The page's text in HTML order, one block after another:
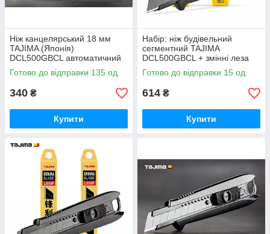
Ніж канцелярський 18 мм
TAJIMA (Японія)
DCL500GBCL автоматичний
фіксатор
Готово до відправки 135 од.
340 ₴
Купити
Набір: ніж будівельний
сегментний TAJIMA
DCL500GBCL + змінні леза
20 шт
Готово до відправки 15 од.
614 ₴
Купити